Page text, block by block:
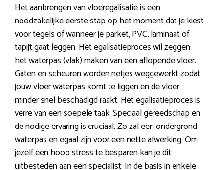
Het aanbrengen van vloeregalisatie is een
noodzakelijke eerste stap op het moment dat je kiest
voor tegels of wanneer je parket, PVC, laminaat of
tapijt gaat leggen. Het egalisatieproces wil zeggen:
het waterpas (vlak) maken van een aflopende vloer.
Gaten en scheuren worden netjes weggewerkt zodat
jouw vloer waterpas komt te liggen en de vloer
minder snel beschadigd raakt. Het egalisatieproces is
verre van een soepele taak. Speciaal gereedschap en
de nodige ervaring is cruciaal. Zo zal een ondergrond
waterpas en egaal zijn voor een nette afwerking. Om
jezelf een hoop stress te besparen kan je dit
uitbesteden aan een specialist. In de basis in enkele